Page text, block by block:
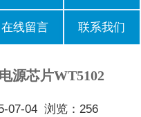
在线留言 联系我们
源芯片WT5102
07-04 浏览：256